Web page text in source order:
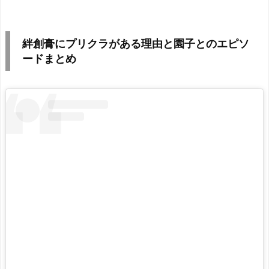
絆創膏にプリクラがある理由と園子とのエピソ
ードまとめ